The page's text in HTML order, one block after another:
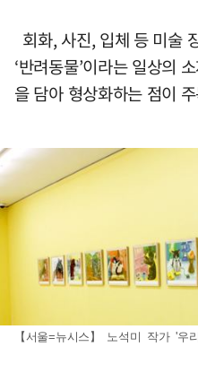
회화, 사진, 입체 등 미술
‘반려동물’이라는 일상의
을 담아 형상화하는 점이
【서울=뉴시스】 노석미 작가 '우